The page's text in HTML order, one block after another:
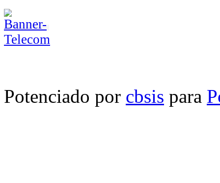
Potenciado por cbsis para